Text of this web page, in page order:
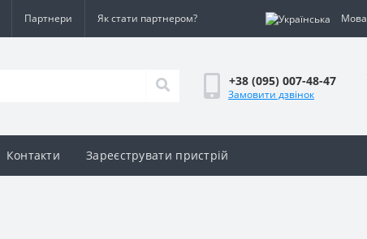
Партнери Як стати партнером? Мова
+38 (095) 007-48-47
Замовити дзвінок
Контакти Зареєструвати пристрій